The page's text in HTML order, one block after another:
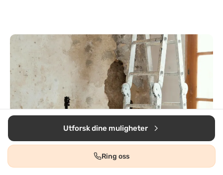
Utforsk dine muligheter
Ring oss